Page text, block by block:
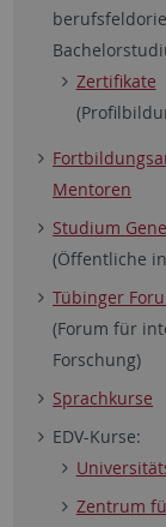
Zertifikate
Mentoren
Studium
(Öffentliche
Tübinger
(Forum für
Forschung)
Sprachkurse
EDV-Kurse:
Zentrum